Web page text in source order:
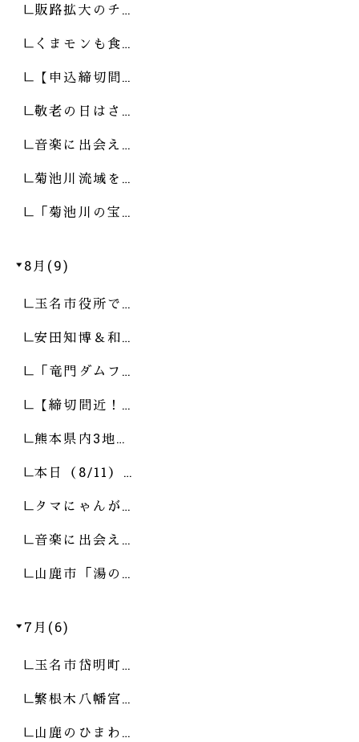
販路拡大のチ…
くまモンも食…
【申込締切間…
敬老の日はさ…
音楽に出会え…
菊池川流域を…
「菊池川の宝…
8月(9)
玉名市役所で…
安田知博＆和…
「竜門ダムフ…
【締切間近！…
熊本県内3地…
本日（8/11）…
タマにゃんが…
音楽に出会え…
山鹿市「湯の…
7月(6)
玉名市岱明町…
繁根木八幡宮…
山鹿のひまわ…